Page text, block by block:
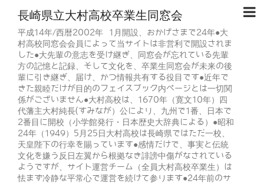
長崎県立大村高校卒業生同窓会
平成14年/西暦2002年 1月開設、おかげさまで24年●大
村高校同窓会会員によって当サイトは非営利で開設されま
した●大先輩の意志を受け継ぎ、同窓会が忘れている先輩
方の記憶と記録、そして文化を、卒業生同窓会が未来の後
輩に引き継ぎ、届け、かつ情報共有する役目です●近年で
きた親睦だけが目的のフェイスブック内ページとは一切関
係がございません●大村高校は、1670年（寛文10年）四
代藩主大村純長(すみなが）公により、九州で1番、日本で
2番目に開校（小学館発行・日本歴史大辞典による）●昭和
24年（1949）5月25日大村高校は長崎県ではただ一校、
天皇陛下の行幸を賜っています●感情だけで、事実と伝統
文化を嫌う反日左翼から根拠なき誹謗中傷がなされている
ようですが、サイト運営チーム（全員大村高校卒業生）は
怯まず冷静な平常心で運営を続けて参ります●24年前のサ